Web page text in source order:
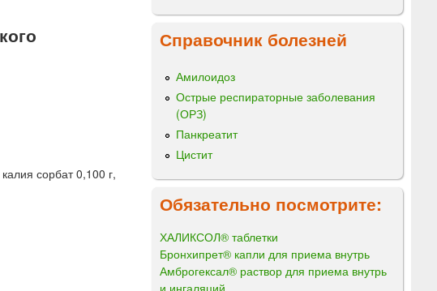
калия сорбат 0,100 г,
Справочник болезней
Амилоидоз
Острые респираторные заболевания
(ОРЗ)
Панкреатит
Цистит
Обязательно посмотрите:
ХАЛИКСОЛ® таблетки
Бронхипрет® капли для приема внутрь
Амброгексал® раствор для приема внутрь
и ингаляций